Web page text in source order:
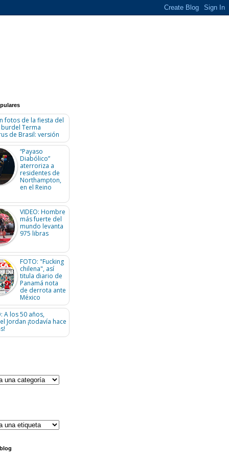
fotos de la fiesta del
Terma
de Brasil: versión
“Payaso
Diabólico”
aterroriza a
residentes de
Northampton,
en el Reino
VIDEO: Hombre
más fuerte del
mundo levanta
975 libras
FOTO: "Fucking
chilena", así
titula diario de
Panamá nota
de derrota ante
México
A los 50 años,
Jordan ¡todavía hace